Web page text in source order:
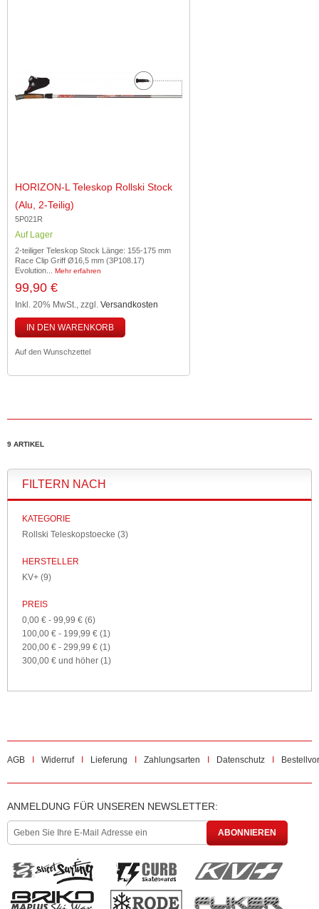
HORIZON-L Teleskop Rollski Stock
(Alu, 2-Teilig)
5P021R
Auf Lager
2-teiliger Teleskop Stock Länge: 155-175 mm
Race Clip Griff Ø16,5 mm (3P108.17)
Evolution... Mehr erfahren
99,90 €
Inkl. 20% MwSt., zzgl. Versandkosten
IN DEN WARENKORB
Auf den Wunschzettel
9 ARTIKEL
FILTERN NACH
KATEGORIE
Rollski Teleskopstoecke (3)
HERSTELLER
KV+ (9)
PREIS
0,00 € - 99,99 € (6)
100,00 € - 199,99 € (1)
200,00 € - 299,99 € (1)
300,00 € und höher (1)
AGB Widerruf Lieferung Zahlungsarten Datenschutz
ANMELDUNG FÜR UNSEREN NEWSLETTER:
ABONNIEREN